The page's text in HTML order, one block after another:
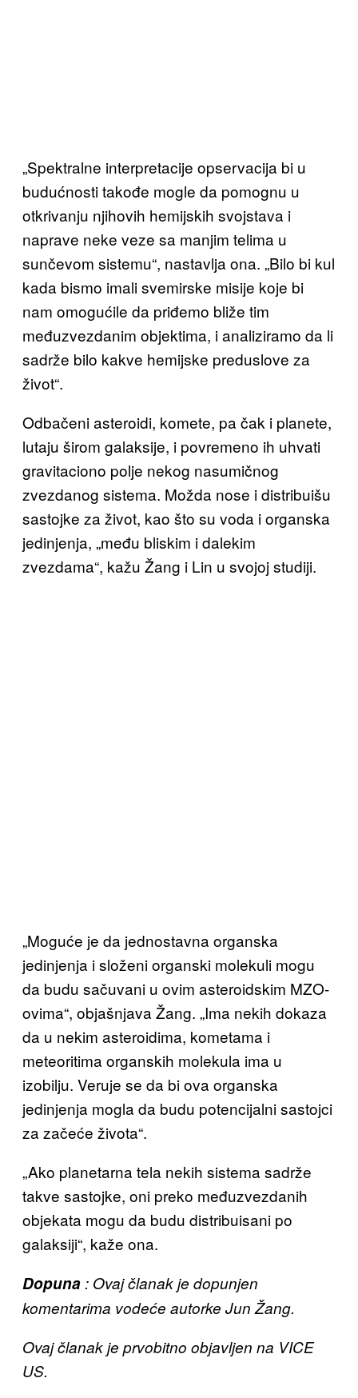
„Spektralne interpretacije opservacija bi u
budućnosti takođe mogle da pomognu u
otkrivanju njihovih hemijskih svojstava i
naprave neke veze sa manjim telima u
sunčevom sistemu“, nastavlja ona. „Bilo bi kul
kada bismo imali svemirske misije koje bi
nam omogućile da priđemo bliže tim
međuzvezdanim objektima, i analiziramo da li
sadrže bilo kakve hemijske preduslove za
život“.
Odbačeni asteroidi, komete, pa čak i planete,
lutaju širom galaksije, i povremeno ih uhvati
gravitaciono polje nekog nasumičnog
zvezdanog sistema. Možda nose i distribuišu
sastojke za život, kao što su voda i organska
jedinjenja, „među bliskim i dalekim
zvezdama“, kažu Žang i Lin u svojoj studiji.
„Moguće je da jednostavna organska
jedinjenja i složeni organski molekuli mogu
da budu sačuvani u ovim asteroidskim MZO-
ovima“, objašnjava Žang. „Ima nekih dokaza
da u nekim asteroidima, kometama i
meteoritima organskih molekula ima u
izobilju. Veruje se da bi ova organska
jedinjenja mogla da budu potencijalni sastojci
za začeće života“.
„Ako planetarna tela nekih sistema sadrže
takve sastojke, oni preko međuzvezdanih
objekata mogu da budu distribuisani po
galaksiji“, kaže ona.
Dopuna : Ovaj članak je dopunjen
komentarima vodeće autorke Jun Žang.
Ovaj članak je prvobitno objavljen na VICE
US.